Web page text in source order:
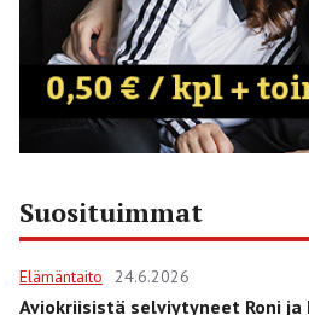
Suosituimmat
Elämäntaito 24.6.2026
Aviokriisistä selviytyneet Roni ja